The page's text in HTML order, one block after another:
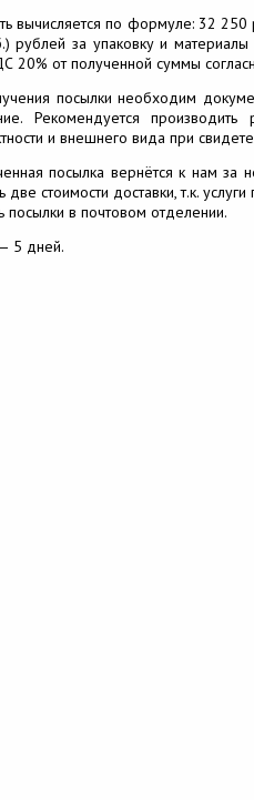
вычисляется по формуле: 32
рублей за упаковку и
20% от полученной суммы
посылки необходим
Рекомендуется
и внешнего вида при
посылка вернётся к нам за
две стоимости доставки, т.к.
посылки в почтовом отделении.
5 дней.